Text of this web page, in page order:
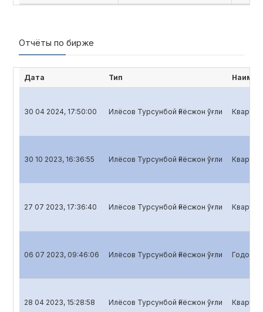
Отчёты по бирже
Дата Тип
30 04 2024, 17:50:00 Илёсов Турсунбой Ғиёсжон ўғли
30 10 2023, 16:36:55 Илёсов Турсунбой Ғиёсжон ўғли
27 07 2023, 17:36:40 Илёсов Турсунбой Ғиёсжон ўғли
06 07 2023, 09:46:06 Илёсов Турсунбой Ғиёсжон ўғли
28 04 2023, 15:28:58 Илёсов Турсунбой Ғиёсжон ўғли